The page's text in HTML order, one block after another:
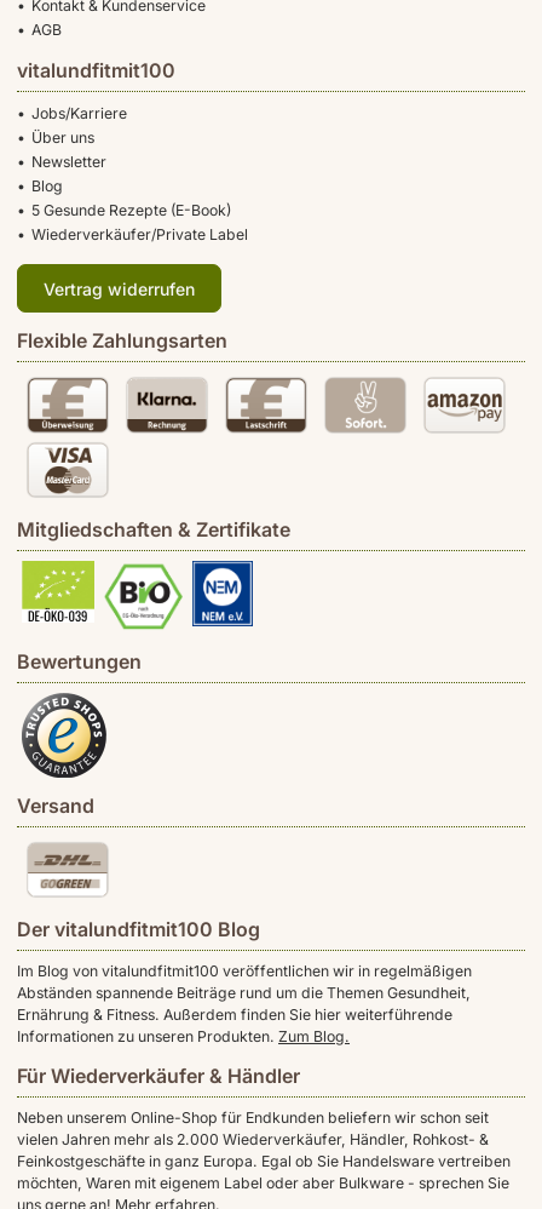
Kontakt & Kundenservice
AGB
vitalundfitmit100
Jobs/Karriere
Über uns
Newsletter
Blog
5 Gesunde Rezepte (E-Book)
Wiederverkäufer/Private Label
Vertrag widerrufen
Flexible Zahlungsarten
Mitgliedschaften & Zertifikate
Bewertungen
Versand
Der vitalundfitmit100 Blog
Im Blog von vitalundfitmit100 veröffentlichen wir in regelmäßigen
Abständen spannende Beiträge rund um die Themen Gesundheit,
Ernährung & Fitness. Außerdem finden Sie hier weiterführende
Informationen zu unseren Produkten. Zum Blog.
Für Wiederverkäufer & Händler
Neben unserem Online-Shop für Endkunden beliefern wir schon seit
vielen Jahren mehr als 2.000 Wiederverkäufer, Händler, Rohkost- &
Feinkostgeschäfte in ganz Europa. Egal ob Sie Handelsware vertreiben
möchten, Waren mit eigenem Label oder aber Bulkware - sprechen Sie
uns gerne an! Mehr erfahren.